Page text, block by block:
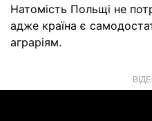
Натомість Польщі не
адже країна є
аграріям.